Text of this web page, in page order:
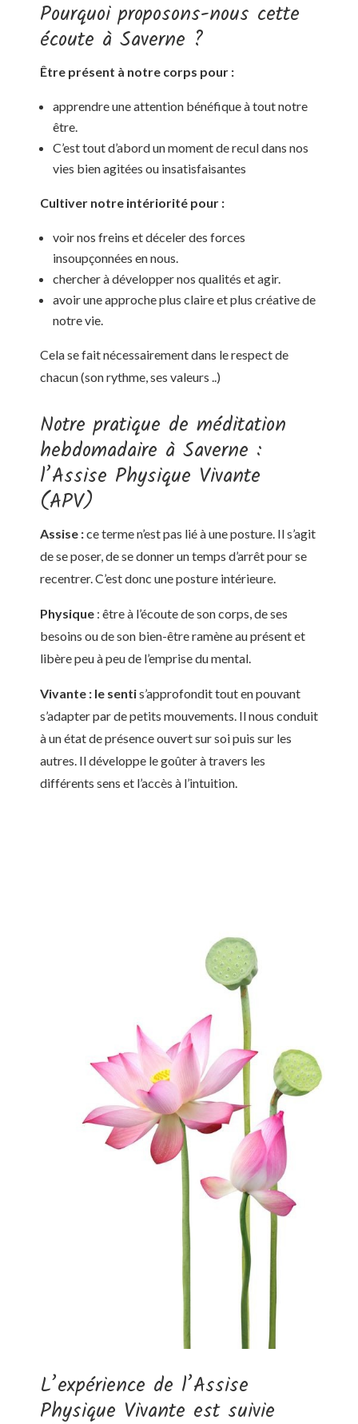
Pourquoi proposons-nous cette
écoute à Saverne ?
Être présent à notre corps pour :
apprendre une attention bénéfique à tout notre
être.
C’est tout d’abord un moment de recul dans nos
vies bien agitées ou insatisfaisantes
Cultiver notre intériorité pour :
voir nos freins et déceler des forces
insoupçonnées en nous.
chercher à développer nos qualités et agir.
avoir une approche plus claire et plus créative de
notre vie.
Cela se fait nécessairement dans le respect de
chacun (son rythme, ses valeurs ..)
Notre pratique de méditation
hebdomadaire à Saverne :
l’Assise Physique Vivante
(APV)
Assise :ce terme n’est pas lié à une posture. Il s’agit
de se poser, de se donner un temps d’arrêt pour se
recentrer. C’est donc une posture intérieure.
Physique : être à l’écoute de son corps, de ses
besoins ou de son bien-être ramène au présent et
libère peu à peu de l’emprise du mental.
Vivante : le sentis’approfondit tout en pouvant
s’adapter par de petits mouvements. Il nous conduit
à un état de présence ouvert sur soi puis sur les
autres. Il développe le goûter à travers les
différents sens et l’accès à l’intuition.
L’expérience de l’Assise
Physique Vivante est suivie